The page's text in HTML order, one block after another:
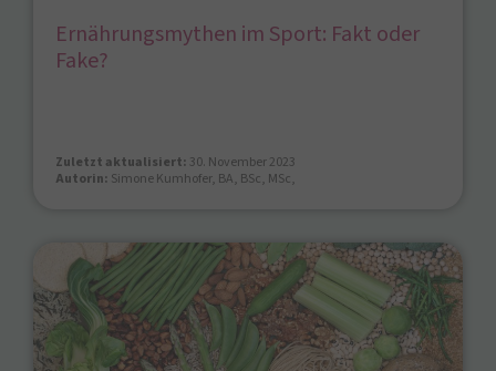
Ernährungsmythen im Sport: Fakt oder
Fake?
Zuletzt aktualisiert: 30. November 2023
Autorin: Simone Kumhofer, BA, BSc, MSc,